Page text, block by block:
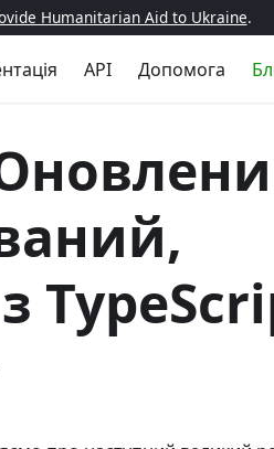
Humanitarian Aid to Ukraine.
API Допомога